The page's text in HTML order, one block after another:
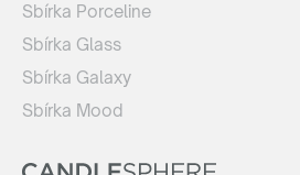
Sbírka Porceline
Sbírka Glass
Sbírka Galaxy
Sbírka Mood